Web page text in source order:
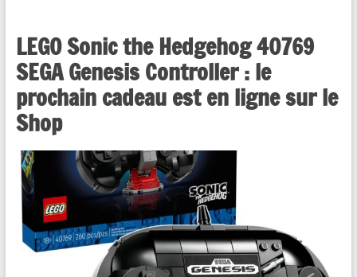
LEGO Sonic the Hedgehog 40769
SEGA Genesis Controller : le
prochain cadeau est en ligne sur le
Shop